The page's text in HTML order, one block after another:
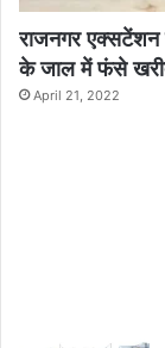
राजनगर एक्सटेंशन
के जाल में फंसे
April 21, 2022